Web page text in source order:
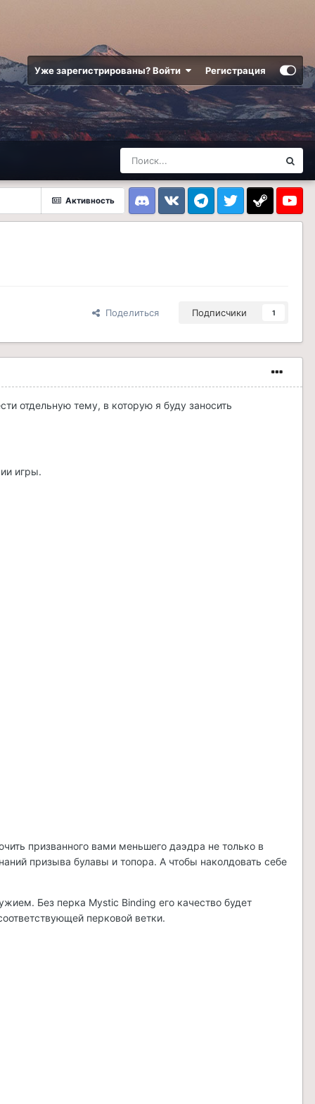
Уже зарегистрированы? Войти Регистрация
Активность
DiscordVK TelegramTwitter Steam
Поделиться Подписчики 1
отдельную тему, в которую я буду заносить
игры.
призванного вами меньшего даэдра не только в
призыва булавы и топора. А чтобы наколдовать себе
Без перка Mystic Binding его качество будет
перковой ветки.